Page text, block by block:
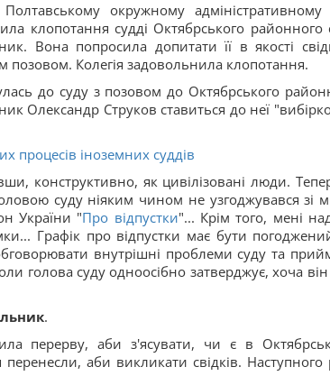
окружному адміністративному
клопотання судді Октябрського районного
Вона попросила допитати її в якості
позовом. Колегія задовольнила клопотання.
до суду з позовом до Октябрського
Олександр Струков ставиться до неї
процесів іноземних суддів
конструктивно, як цивілізовані люди.
суду ніяким чином не узгоджувався зі
України "Про відпустки"... Крім того, мені
Графік про відпустки має бути
внутрішні проблеми суду та
голова суду одноосібно затверджує, хоча
.
перерву, аби з'ясувати, чи є в
аби викликати свідків. Наступного